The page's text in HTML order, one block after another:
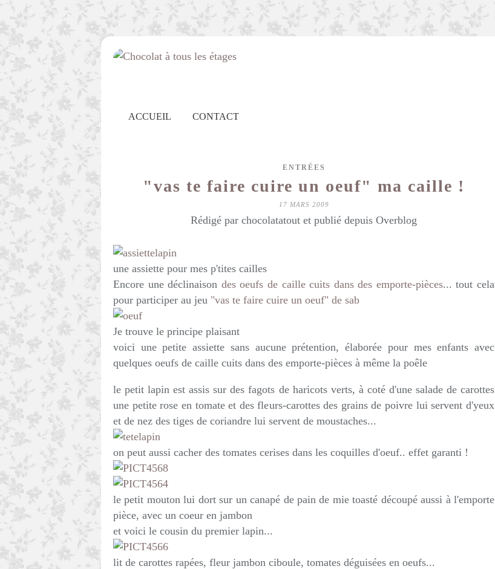
ACCUEIL CONTACT
ENTRÉES
"vas te faire cuire un oeuf" ma caille !
17 MARS 2009
Rédigé par chocolatatout et publié depuis Overblog
une assiette pour mes p'tites cailles
Encore une déclinaison des oeufs de caille cuits dans des emporte-pièces... tout cela
pour participer au jeu "vas te faire cuire un oeuf" de sab
Je trouve le principe plaisant
voici une petite assiette sans aucune prétention, élaborée pour mes enfants avec
quelques oeufs de caille cuits dans des emporte-pièces à même la poêle
le petit lapin est assis sur des fagots de haricots verts, à coté d'une salade de carottes
une petite rose en tomate et des fleurs-carottes des grains de poivre lui servent d'yeux
et de nez des tiges de coriandre lui servent de moustaches...
on peut aussi cacher des tomates cerises dans les coquilles d'oeuf.. effet garanti !
le petit mouton lui dort sur un canapé de pain de mie toasté découpé aussi à l'emporte
pièce, avec un coeur en jambon
et voici le cousin du premier lapin...
lit de carottes rapées, fleur jambon ciboule, tomates déguisées en oeufs...